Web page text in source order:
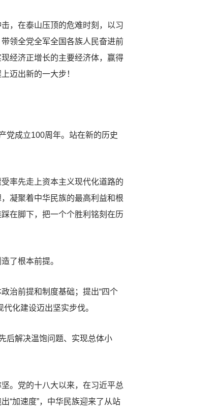
，在泰山压顶的危难时刻，以习
领全党全军全国各族人民奋进前
经济正增长的主要经济体，赢得
迈出新的一大步！
党成立100周年。站在新的历史
率先走上资本主义现代化道路的
凝聚着中华民族的最高利益和根
在脚下，把一个个胜利铭刻在历
了根本前提。
治前提和制度基础；提出“四个
化建设迈出坚实步伐。
后解决温饱问题、实现总体小
。党的十八大以来，在习近平总
“加速度”，中华民族迎来了从站